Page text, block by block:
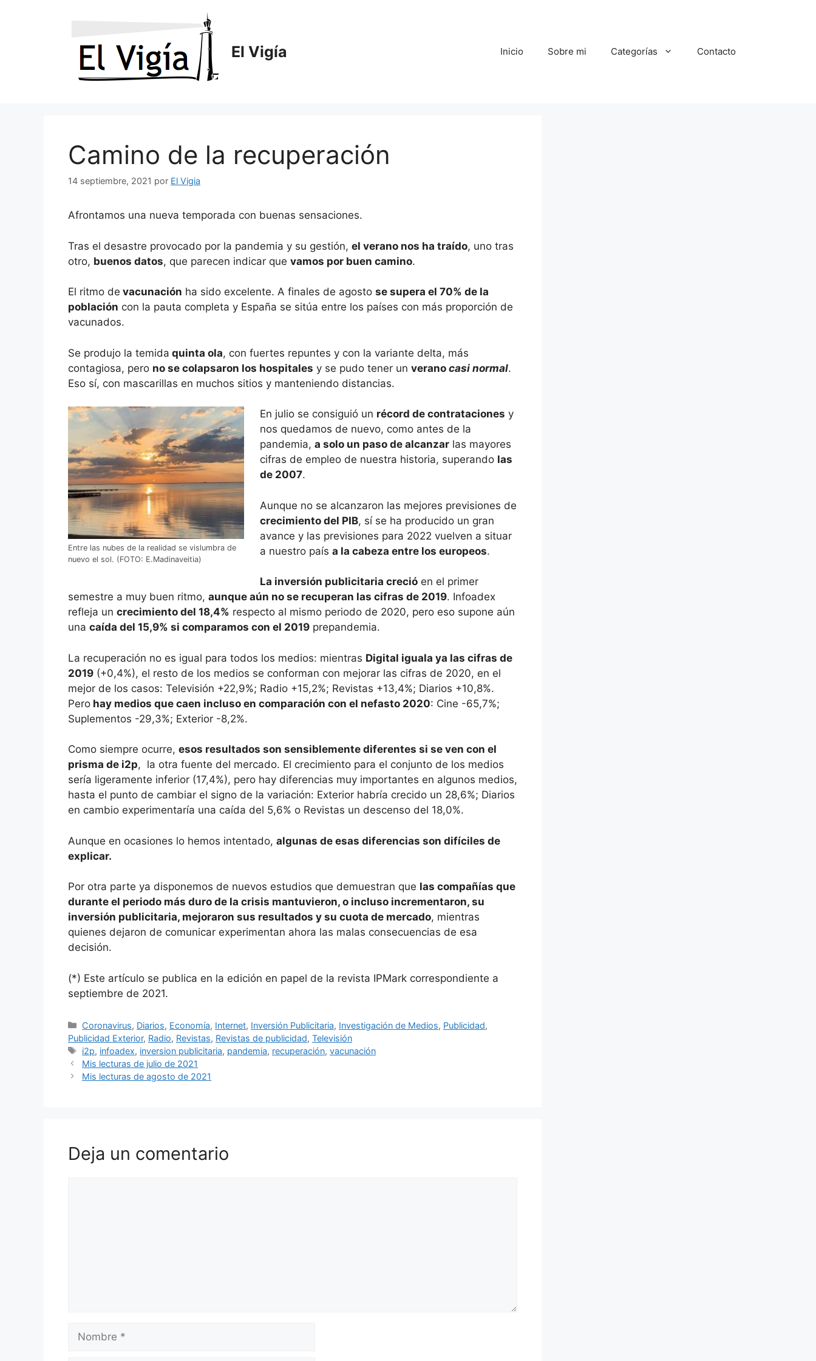
El Vigía Inicio Sobre mi Categorías Contacto
Camino de la recuperación
14 septiembre, 2021 por El Vigia
Afrontamos una nueva temporada con buenas sensaciones.
Tras el desastre provocado por la pandemia y su gestión, el verano nos ha traído, uno tras
otro, buenos datos, que parecen indicar que vamos por buen camino.
El ritmo de vacunación ha sido excelente. A finales de agosto se supera el 70% de la
población con la pauta completa y España se sitúa entre los países con más proporción de
vacunados.
Se produjo la temida quinta ola, con fuertes repuntes y con la variante delta, más
contagiosa, pero no se colapsaron los hospitales y se pudo tener un verano casi normal.
Eso sí, con mascarillas en muchos sitios y manteniendo distancias.
Entre las nubes de la realidad se vislumbra de
nuevo el sol. (FOTO: E.Madinaveitia)
En julio se consiguió un récord de contrataciones y
nos quedamos de nuevo, como antes de la
pandemia, a solo un paso de alcanzarlas mayores
cifras de empleo de nuestra historia, superando las
de 2007.
Aunque no se alcanzaron las mejores previsiones de
crecimiento del PIB, sí se ha producido un gran
avance y las previsiones para 2022 vuelven a situar
a nuestro país a la cabeza entre los europeos.
La inversión publicitaria crecióen el primer
semestre a muy buen ritmo, aunque aún no se recuperan las cifras de 2019. Infoadex
refleja un crecimiento del 18,4% respecto al mismo periodo de 2020, pero eso supone aún
una caída del 15,9% si comparamos con el 2019 prepandemia.
La recuperación no es igual para todos los medios: mientras Digital iguala ya las cifras de
2019 (+0,4%), el resto de los medios se conforman con mejorar las cifras de 2020, en el
mejor de los casos: Televisión +22,9%; Radio +15,2%; Revistas +13,4%; Diarios +10,8%.
Pero hay medios que caen incluso en comparación con el nefasto 2020: Cine -65,7%;
Suplementos -29,3%; Exterior -8,2%.
Como siempre ocurre, esos resultados son sensiblemente diferentes si se ven con el
prisma de i2p, la otra fuente del mercado. El crecimiento para el conjunto de los medios
sería ligeramente inferior (17,4%), pero hay diferencias muy importantes en algunos medios,
hasta el punto de cambiar el signo de la variación: Exterior habría crecido un 28,6%; Diarios
en cambio experimentaría una caída del 5,6% o Revistas un descenso del 18,0%.
Aunque en ocasiones lo hemos intentado, algunas de esas diferencias son difíciles de
explicar.
Por otra parte ya disponemos de nuevos estudios que demuestran que las compañías que
durante el periodo más duro de la crisis mantuvieron, o incluso incrementaron, su
inversión publicitaria, mejoraron sus resultados y su cuota de mercado, mientras
quienes dejaron de comunicar experimentan ahora las malas consecuencias de esa
decisión.
(*) Este artículo se publica en la edición en papel de la revista IPMark correspondiente a
septiembre de 2021.
Categorías
Coronavirus, Diarios, Economía, Internet, Inversión Publicitaria, Investigación de Medios, Publicidad,
Publicidad Exterior, Radio, Revistas, Revistas de publicidad, Televisión
Etiquetas
i2p, infoadex, inversion publicitaria, pandemia, recuperación,vacunación
Mis lecturas de julio de 2021
Mis lecturas de agosto de 2021
Deja un comentario